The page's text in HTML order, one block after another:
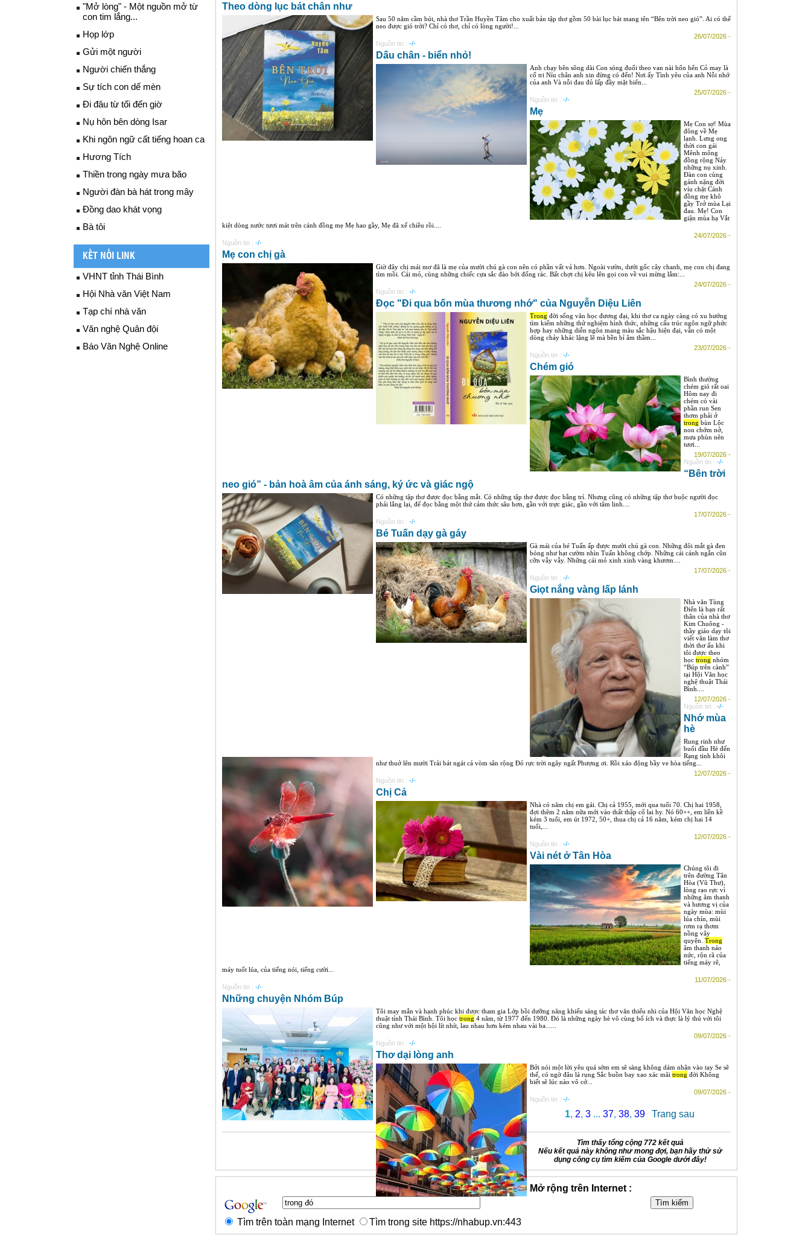
"Mở lòng" - Một nguồn mở từ
con tim lắng...
Họp lớp
Gửi một người
Người chiến thắng
Sự tích con dế mèn
Đi đâu từ tối đến giờ
Nụ hôn bên dòng Isar
Khi ngôn ngữ cất tiếng hoan ca
Hương Tích
Thiền trong ngày mưa bão
Người đàn bà hát trong mây
Đồng dao khát vọng
Bà tôi
KẾT NỐI LINK
VHNT tỉnh Thái Bình
Hội Nhà văn Việt Nam
Tạp chí nhà văn
Văn nghệ Quân đội
Báo Văn Nghệ Online
Theo dòng lục bát chân như
Sau 50 năm cầm bút, nhà thơ Trần Huyền Tâm cho xuất bản tập thơ gồm 50 bài lục bát mang tên “Bên trời neo gió”. Ai có thể
neo được gió trời? Chỉ có thơ, chỉ có lòng người!...
26/07/2026 -
Nguồn tin : -/-
Dấu chân - biển nhỏ!
Anh chạy bên sông dài Con sóng đuổi theo van nài hổn hển Cỏ may là
cố tri Níu chân anh xin đừng có đến! Nơi ấy Tình yêu của anh Nỗi nhớ
của anh Và nỗi đau đủ lấp đầy mặt biển...
25/07/2026 -
Nguồn tin : -/-
Mẹ
Mẹ Con sợ! Mùa
đông về Mẹ
lạnh. Lưng ong
thời con gái
Mênh mông
đồng rộng Nảy
những nụ xinh.
Đàn con cùng
gánh nặng đời
víu chặt Cánh
đồng mẹ khô
gầy Trở mùa Lại
đau. Mẹ! Con
giận mùa hạ Vắt
kiệt dòng nước tươi mát trên cánh đồng mẹ Mẹ hao gầy, Mẹ đã xế chiều rồi....
24/07/2026 -
Nguồn tin : -/-
Mẹ con chị gà
Giờ đây chị mái mơ đã là mẹ của mười chú gà con nên có phần vất vả hơn. Ngoài vườn, dưới gốc cây chanh, mẹ con chị đang
tìm mồi. Cái mỏ, cùng những chiếc cựa sắc đào bới đống rác. Bất chợt chị kêu lên gọi con về vui mừng lắm:...
24/07/2026 -
Nguồn tin : -/-
Đọc "Đi qua bốn mùa thương nhớ" của Nguyễn Diệu Liên
Trong đời sống văn học đương đại, khi thơ ca ngày càng có xu hướng
tìm kiếm những thử nghiệm hình thức, những cấu trúc ngôn ngữ phức
hợp hay những diễn ngôn mang màu sắc hậu hiện đại, vẫn có một
dòng chảy khác lặng lẽ mà bền bỉ âm thầm...
23/07/2026 -
Nguồn tin : -/-
Chém gió
Bình thường
chém gió rất oai
Hôm nay đi
chém có vài
phần run Sen
thơm phải ở
trong bùn Lộc
non chớm nở,
mưa phùn nên
tươi...
19/07/2026 -
Nguồn tin : -/-
“Bên trời
neo gió” - bản hoà âm của ánh sáng, ký ức và giác ngộ
Có những tập thơ được đọc bằng mắt. Có những tập thơ được đọc bằng trí. Nhưng cũng có những tập thơ buộc người đọc
phải lắng lại, để đọc bằng một thứ cảm thức sâu hơn, gần với trực giác, gần với tâm linh....
17/07/2026 -
Nguồn tin : -/-
Bé Tuấn dạy gà gáy
Gà mái của bé Tuấn ấp được mười chú gà con. Những đôi mắt gà đen
bóng như hạt cườm nhìn Tuấn không chớp. Những cái cánh ngắn cũn
cỡn vẫy vẫy. Những cái mỏ xinh xinh vàng khươm....
17/07/2026 -
Nguồn tin : -/-
Giọt nắng vàng lấp lánh
Nhà văn Tùng
Điển là bạn rất
thân của nhà thơ
Kim Chuông -
thầy giáo dạy tôi
viết văn làm thơ
thời thơ ấu khi
tôi được theo
học trong nhóm
“Búp trên cành”
tại Hội Văn học
nghệ thuật Thái
Bình....
12/07/2026 -
Nguồn tin : -/-
Nhớ mùa
hè
Rung rinh như
buổi đầu Hè đến
Rạng tinh khôi
như thuở lên mười Trải bát ngát cả vòm sân rộng Đỏ rực trời ngây ngất Phượng ơi. Rồi xáo động bầy ve hòa tiếng...
12/07/2026 -
Nguồn tin : -/-
Chị Cả
Nhà có năm chị em gái. Chị cả 1955, mới qua tuổi 70. Chị hai 1958,
đợi thêm 2 năm nữa mới vào thất thập cổ lai hy. Nó 60++, em liền kề
kém 3 tuổi, em út 1972, 50+, thua chị cả 16 năm, kém chị hai 14
tuổi,...
12/07/2026 -
Nguồn tin : -/-
Vài nét ở Tân Hòa
Chúng tôi đi
trên đường Tân
Hòa (Vũ Thư),
lòng rạo rực vì
những âm thanh
và hương vị của
ngày mùa: mùi
lúa chín, mùi
rơm rạ thơm
nồng vây
quyện. Trong
âm thanh náo
nức, rộn rã của
tiếng máy rê,
máy tuốt lúa, của tiếng nói, tiếng cười...
11/07/2026 -
Nguồn tin : -/-
Những chuyện Nhóm Búp
Tôi may mắn và hạnh phúc khi được tham gia Lớp bồi dưỡng năng khiếu sáng tác thơ văn thiếu nhi của Hội Văn học Nghệ
thuật tỉnh Thái Bình. Tôi học trong 4 năm, từ 1977 đến 1980. Đó là những ngày hè vô cùng bổ ích và thực là lý thú với tôi
cũng như với một hội lít nhít, lau nhau hơn kém nhau vài ba......
09/07/2026 -
Nguồn tin : -/-
Thơ dại lòng anh
Bởi nói một lời yêu quá sớm em sẽ sàng không dám nhận vào tay Se sẽ
thế, có ngờ đâu lá rụng Sắc buồn bay xao xác mãi trong đời Không
biết sẽ lúc nào vô cớ...
09/07/2026 -
Nguồn tin : -/-
1, 2, 3... 37, 38, 39 Trang sau
Tìm thấy tổng cộng 772 kết quả
Nếu kết quả này không như mong đợi, bạn hãy thử sử
dụng công cụ tìm kiếm của Google dưới đây!
Mở rộng trên Internet :
Tìm trên toàn mạng Internet Tìm trong site https://nhabup.vn:443